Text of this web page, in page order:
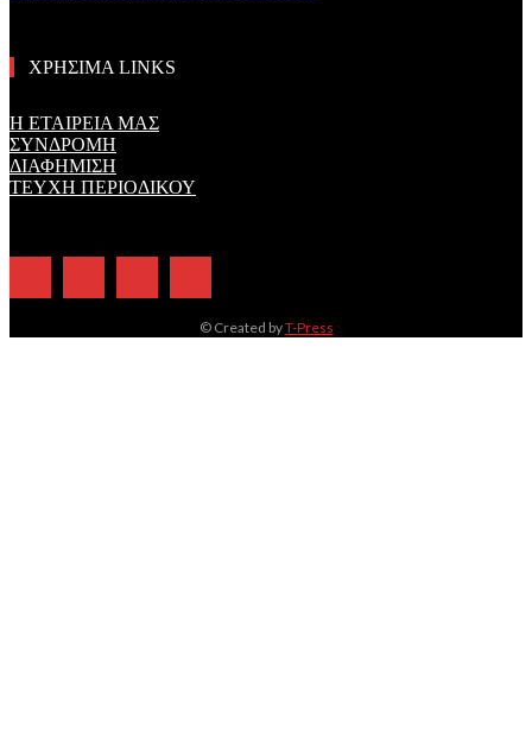
ΧΡΗΣΙΜΑ LINKS
Η ΕΤΑΙΡΕΙΑ ΜΑΣ
ΣΥΝΔΡΟΜΗ
ΔΙΑΦΗΜΙΣΗ
ΤΕΥΧΗ ΠΕΡΙΟΔΙΚΟΥ
© Created byT-Press